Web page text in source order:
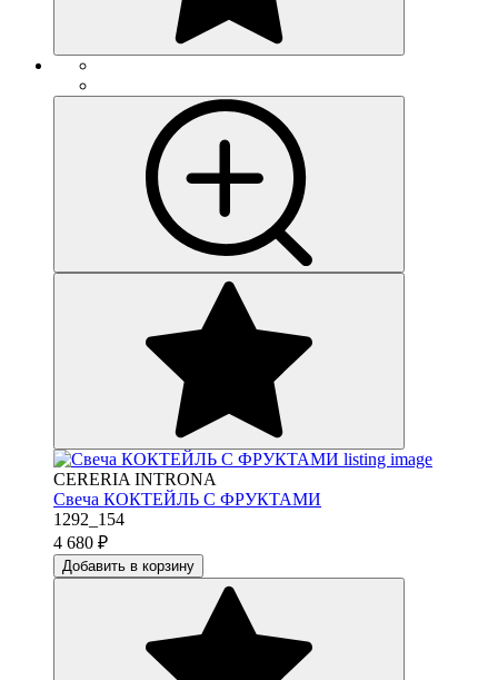
CERERIA INTRONA
Свеча КОКТЕЙЛЬ С ФРУКТАМИ
1292_154
4 680 ₽
Добавить в корзину